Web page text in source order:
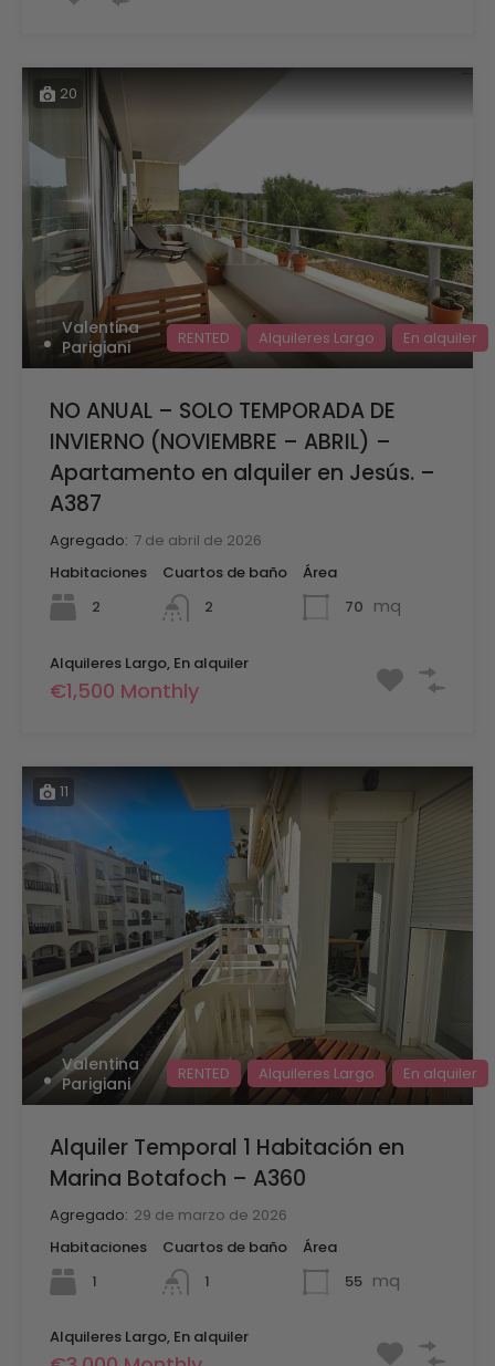
20
Valentina
Parigiani
RENTED Alquileres Largo En alquiler
NO ANUAL – SOLO TEMPORADA DE
INVIERNO (NOVIEMBRE – ABRIL) –
Apartamento en alquiler en Jesús. –
A387
Agregado: 7 de abril de 2026
Habitaciones
2
Cuartos de baño
2
Área
70 mq
Alquileres Largo, En alquiler
€1,500 Monthly
11
Valentina
Parigiani
RENTED Alquileres Largo En alquiler
Alquiler Temporal 1 Habitación en
Marina Botafoch – A360
Agregado: 29 de marzo de 2026
Habitaciones
1
Cuartos de baño
1
Área
55 mq
Alquileres Largo, En alquiler